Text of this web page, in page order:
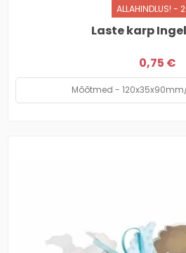
ALLAHINDLUS! -
Laste karp
0,75 €